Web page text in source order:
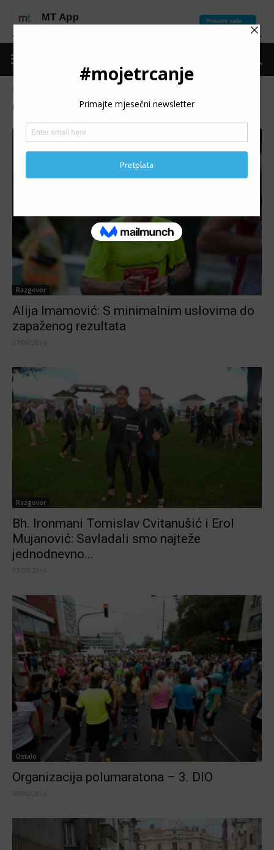
Oznaka: polumaraton sarajevo
Razgovor
Alija Imamović: S minimalnim uslovima do
zapaženog rezultata
27/08/2016
Razgovor
Bh. Ironmani Tomislav Cvitanušić i Erol
Mujanović: Savladali smo najteže
jednodnevno...
07/07/2016
Ostalo
Organizacija polumaratona – 3. DIO
30/06/2016